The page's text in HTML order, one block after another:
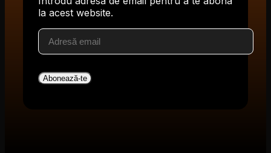
la acest website.
Adresă
email
Abonează-te